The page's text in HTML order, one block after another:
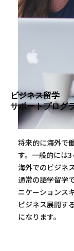
ビジネス留学
サポートプログ
将来的に海外で
す。一般的には3
海外でのビジネ
通常の語学留学
ニケーションス
ビジネス展開す
になります。